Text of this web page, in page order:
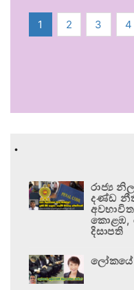
1 2 3 4
.
රාජ්‍ය
දණ්ඩ නීති
කොළඹ,
දිසාපති
ලෝකයේ